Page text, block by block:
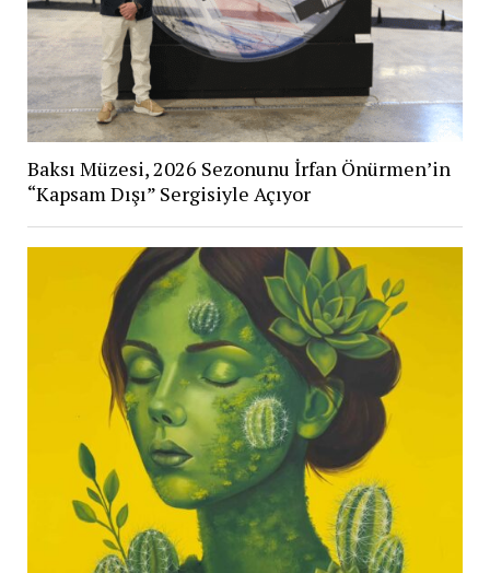
Baksı Müzesi, 2026 Sezonunu İrfan Önürmen’in
“Kapsam Dışı” Sergisiyle Açıyor